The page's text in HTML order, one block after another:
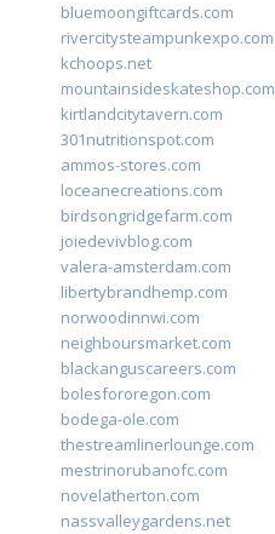
bluemoongiftcards.com
rivercitysteampunkexpo.com
kchoops.net
mountainsideskateshop.com
kirtlandcitytavern.com
301nutritionspot.com
ammos-stores.com
loceanecreations.com
birdsongridgefarm.com
joiedevivblog.com
valera-amsterdam.com
libertybrandhemp.com
norwoodinnwi.com
neighboursmarket.com
blackanguscareers.com
bolesfororegon.com
bodega-ole.com
thestreamlinerlounge.com
mestrinorubanofc.com
novelatherton.com
nassvalleygardens.net